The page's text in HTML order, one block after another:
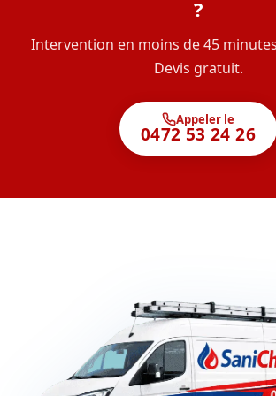
?
Intervention en moins de 45
Devis gratuit.
Appeler le
0472 53 24 26